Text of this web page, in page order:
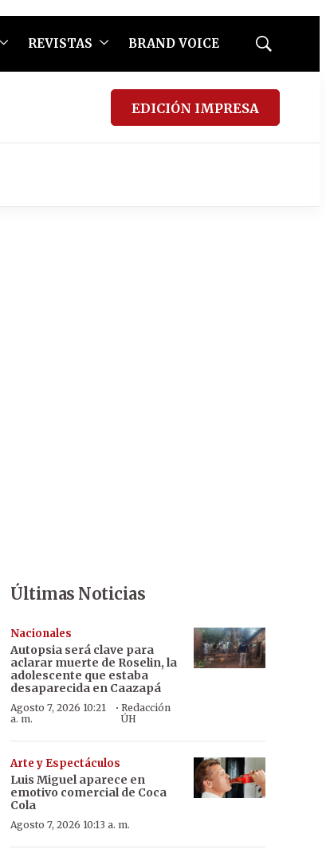
REVISTAS BRAND VOICE
Mostrar
EDICIÓN IMPRESA
Últimas Noticias
Nacionales
Autopsia será clave para
aclarar muerte de Roselin, la
adolescente que estaba
desaparecida en Caazapá
Agosto 7, 2026 10:21
a. m.
· Redacción
ÚH
Arte y Espectáculos
Luis Miguel aparece en
emotivo comercial de Coca
Cola
Agosto 7, 2026 10:13 a. m.